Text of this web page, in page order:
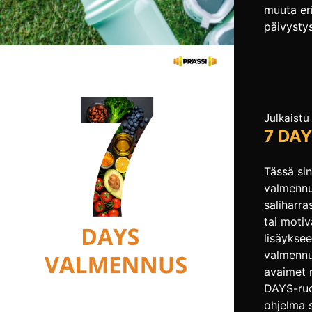
muuta
yhteyttä
Julkaistu
7
Tässä
tai
avaimet
DAYS-
ohjelma